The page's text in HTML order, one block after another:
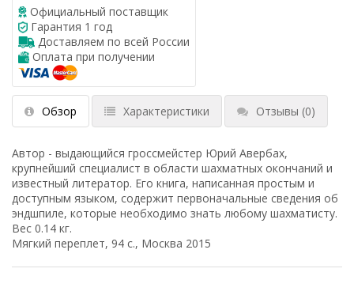
Официальный поставщик
Гарантия 1 год
Доставляем по всей России
Оплата при получении
Обзор Характеристики Отзывы (0)
Автор - выдающийся гроссмейстер Юрий Авербах,
крупнейший специалист в области шахматных окончаний и
известный литератор. Его книга, написанная простым и
доступным языком, содержит первоначальные сведения об
эндшпиле, которые необходимо знать любому шахматисту.
Вес 0.14 кг.
Мягкий переплет, 94 с., Москва 2015